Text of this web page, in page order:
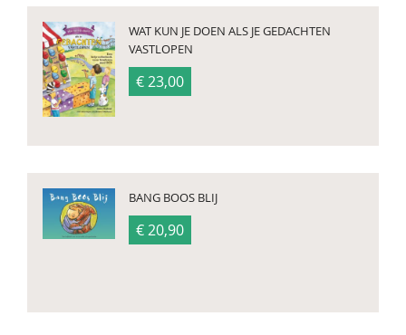
WAT KUN JE DOEN ALS JE GEDACHTEN
VASTLOPEN
€ 23,00
BANG BOOS BLIJ
€ 20,90